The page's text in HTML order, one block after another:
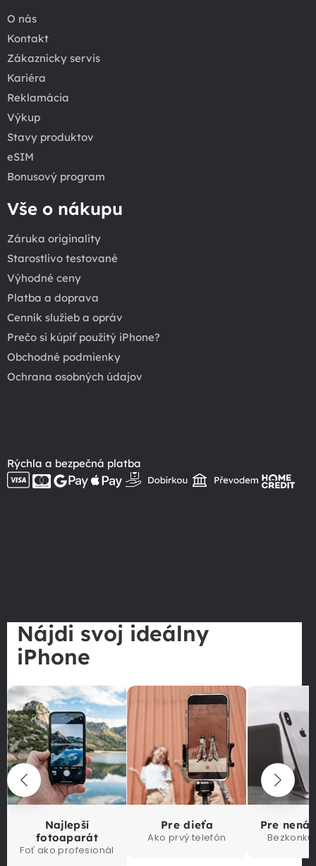
O nás
Kontakt
Zákaznícky servis
Kariéra
Reklamácia
Výkup
Stavy produktov
eSIM
Bonusový program
Vše o nákupu
Záruka originality
Starostlivo testované
Výhodné ceny
Platba a doprava
Cenník služieb a opráv
Prečo si kúpiť použitý iPhone?
Obchodné podmienky
Ochrana osobných údajov
Rýchla a bezpečná platba
Nájdi svoj ideálny
iPhone
Najlepší
fotoaparát
Foť ako profesionál
Pre dieťa
Ako prvý telefón
Pre